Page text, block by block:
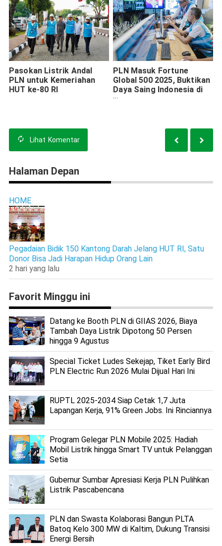
Pasokan Listrik Andal
PLN untuk Kemeriahan
HUT ke-80 RI
PLN Masuk Fortune
Global 500 2025, Buktikan
Daya Saing Indonesia di
Kancah Dunia
Lihat Komentar
Halaman Depan
HOME
Pegadaian Bidik 150 Kantong Darah Jelang HUT RI, Satu
Donor Bisa Jadi Harapan Hidup Orang Lain
2 hari yang lalu
Favorit Minggu ini
Datang ke Booth PLN di GIIAS 2026, Biaya
Tambah Daya Listrik Dipotong 50 Persen
hingga 9 Agustus
Special Ticket Ludes Sekejap, Tiket Early Bird
PLN Electric Run 2026 Mulai Dijual Hari Ini
RUPTL 2025-2034 Siap Cetak 1,7 Juta
Lapangan Kerja, 91% Green Jobs. Ini Rinciannya
Program Gelegar PLN Mobile 2025: Hadiah
Mobil Listrik hingga Smart TV untuk Pelanggan
Setia
Gubernur Sumbar Apresiasi Kerja PLN Pulihkan
Listrik Pascabencana
PLN dan Swasta Kolaborasi Bangun PLTA
Batoq Kelo 300 MW di Kaltim, Dukung Transisi
Energi Bersih